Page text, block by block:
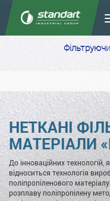
НЕТКАНІ
МАТЕРІАЛИ
До інноваційних технологій,
відноситься технологія
поліпропіленового
розплаву поліпропілену